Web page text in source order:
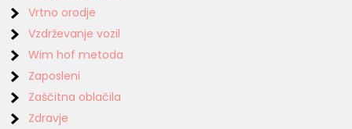
Vrtno orodje
Vzdrževanje vozil
Wim hof metoda
Zaposleni
Zaščitna oblačila
Zdravje